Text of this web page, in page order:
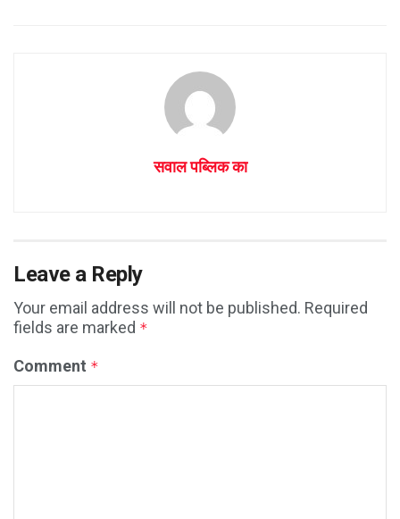
सवाल पब्लिक का
Leave a Reply
Your email address will not be published. Required
fields are marked *
Comment *